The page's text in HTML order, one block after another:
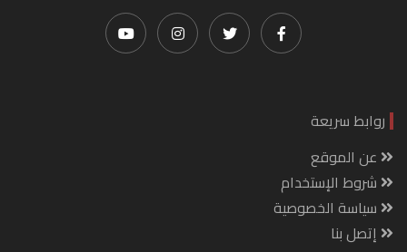
روابط سريعة
عن الموقع
شروط الإستخدام
سياسة الخصوصية
إتصل بنا